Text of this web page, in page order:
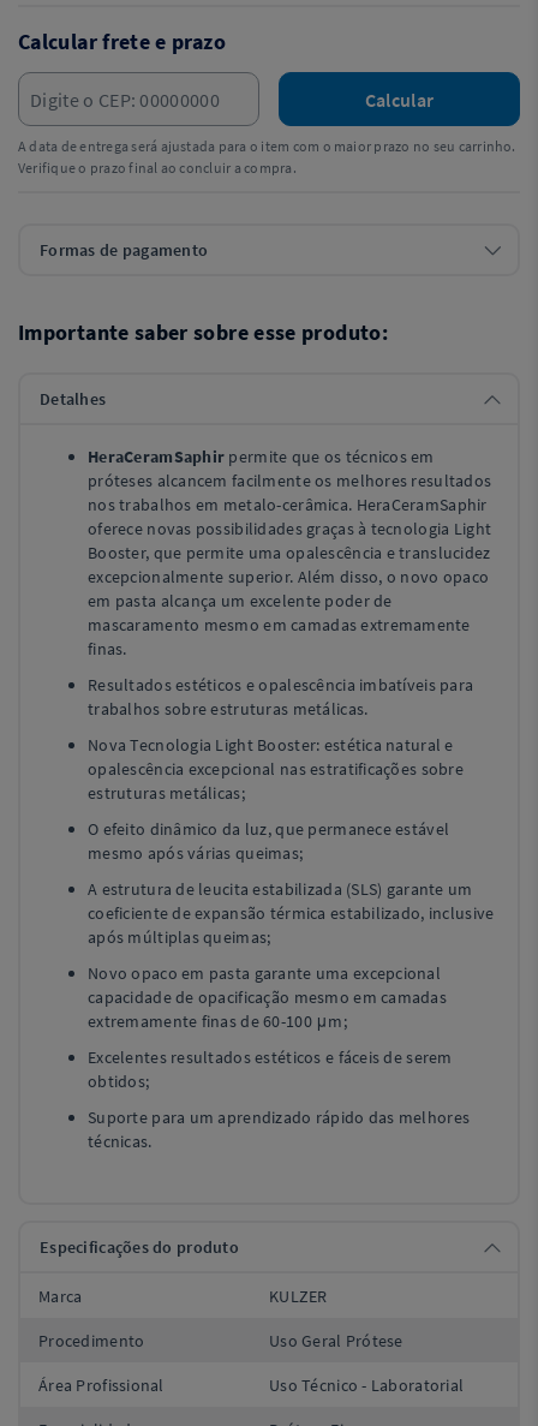
Calcular frete e prazo
Calcular
A data de entrega será ajustada para o item com o maior prazo no seu carrinho.
Verifique o prazo final ao concluir a compra.
Formas de pagamento
Importante saber sobre esse produto:
Detalhes
HeraCeramSaphir permite que os técnicos em
próteses alcancem facilmente os melhores resultados
nos trabalhos em metalo-cerâmica. HeraCeramSaphir
oferece novas possibilidades graças à tecnologia Light
Booster, que permite uma opalescência e translucidez
excepcionalmente superior. Além disso, o novo opaco
em pasta alcança um excelente poder de
mascaramento mesmo em camadas extremamente
finas.
Resultados estéticos e opalescência imbatíveis para
trabalhos sobre estruturas metálicas.
Nova Tecnologia Light Booster: estética natural e
opalescência excepcional nas estratificações sobre
estruturas metálicas;
O efeito dinâmico da luz, que permanece estável
mesmo após várias queimas;
A estrutura de leucita estabilizada (SLS) garante um
coeficiente de expansão térmica estabilizado, inclusive
após múltiplas queimas;
Novo opaco em pasta garante uma excepcional
capacidade de opacificação mesmo em camadas
extremamente finas de 60-100 μm;
Excelentes resultados estéticos e fáceis de serem
obtidos;
Suporte para um aprendizado rápido das melhores
técnicas.
Especificações do produto
Marca KULZER
Procedimento Uso Geral Prótese
Área Profissional Uso Técnico - Laboratorial